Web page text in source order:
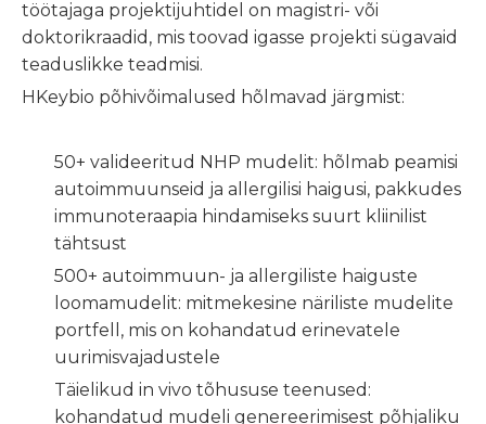
töötajaga projektijuhtidel on magistri- või
doktorikraadid, mis toovad igasse projekti sügavaid
teaduslikke teadmisi.
HKeybio põhivõimalused hõlmavad järgmist:
50+ valideeritud NHP mudelit: hõlmab peamisi
autoimmuunseid ja allergilisi haigusi, pakkudes
immunoteraapia hindamiseks suurt kliinilist
tähtsust
500+ autoimmuun- ja allergiliste haiguste
loomamudelit: mitmekesine näriliste mudelite
portfell, mis on kohandatud erinevatele
uurimisvajadustele
Täielikud in vivo tõhususe teenused:
kohandatud mudeli genereerimisest põhjaliku